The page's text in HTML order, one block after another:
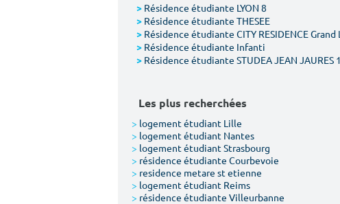
> Résidence étudiante LYON 8
> Résidence étudiante THESEE
> Résidence étudiante CITY RESIDENCE Grand
> Résidence étudiante Infanti
> Résidence étudiante STUDEA JEAN JAURES 1
Les plus recherchées
> logement étudiant Lille
> logement étudiant Nantes
> logement étudiant Strasbourg
> résidence étudiante Courbevoie
> residence metare st etienne
> logement étudiant Reims
> résidence étudiante Villeurbanne